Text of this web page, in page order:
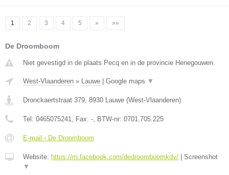
1 2 3 4 5 » »»
De Droomboom
Niet gevestigd in de plaats Pecq en in de provincie Henegouwen.
West-Vlaanderen » Lauwe Google maps ▼
Dronckaertstraat 379, 8930 Lauwe (West-Vlaanderen)
Tel: 0465075241, Fax: -, BTW-nr: 0701.705.225
E-mail › De Droomboom
Website: https://m.facebook.com/dedroomboomkdv/
Screenshot
▼